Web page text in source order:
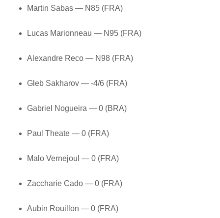
Martin Sabas — N85 (FRA)
Lucas Marionneau — N95 (FRA)
Alexandre Reco — N98 (FRA)
Gleb Sakharov — -4/6 (FRA)
Gabriel Nogueira — 0 (BRA)
Paul Theate — 0 (FRA)
Malo Vernejoul — 0 (FRA)
Zaccharie Cado — 0 (FRA)
Aubin Rouillon — 0 (FRA)